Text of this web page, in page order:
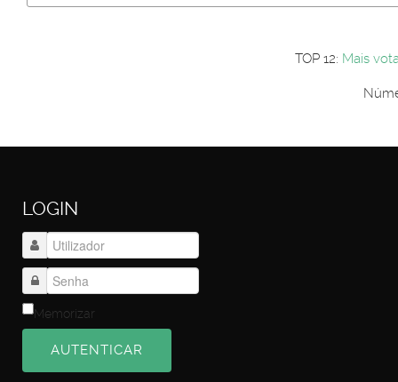
Primeiro autentique-se...
TOP 12: Mais
LOGIN
Memorizar
AUTENTICAR